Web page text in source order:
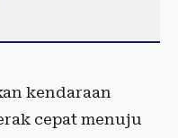
kendaraan
cepat menuju